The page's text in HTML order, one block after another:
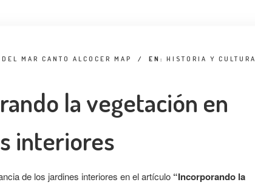
MAR CANTO ALCOCER MAP / EN: HISTORIA Y CULTURA
la vegetación en
interiores
de los jardines interiores en el artículo “Incorporando la